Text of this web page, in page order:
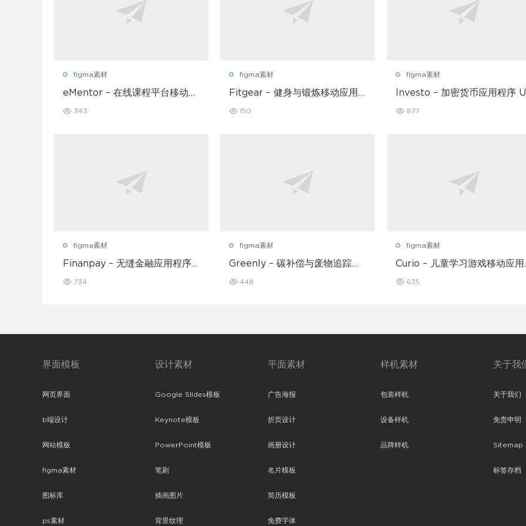
figma素材
eMentor – 在线课程平台移动应
343
figma素材
Fitgear – 健身与锻炼移动应用
150
figma素材
Investo – 加密货币应用程序
877
figma素材
Finanpay – 无缝金融应用程序
734
figma素材
Greenly – 碳补偿与废物追踪移
448
figma素材
Curio – 儿童学习游戏移动应用
635
界面模板
网页界面
b端设计
网站模板
figma素材
图标库
ps素材
设计素材
Google Slides模板
Keynote模板
PowerPoint模板
笔刷
插画图片
背景纹理
平面素材
广告海报
折页设计
画册设计
名片模板
简历模板
免费字体
样机素材
包装样机
设备样机
品牌样机
关于我
关于我们
免责申明
Sitemap
标签存档